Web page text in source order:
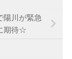
陽川が緊急
期待☆